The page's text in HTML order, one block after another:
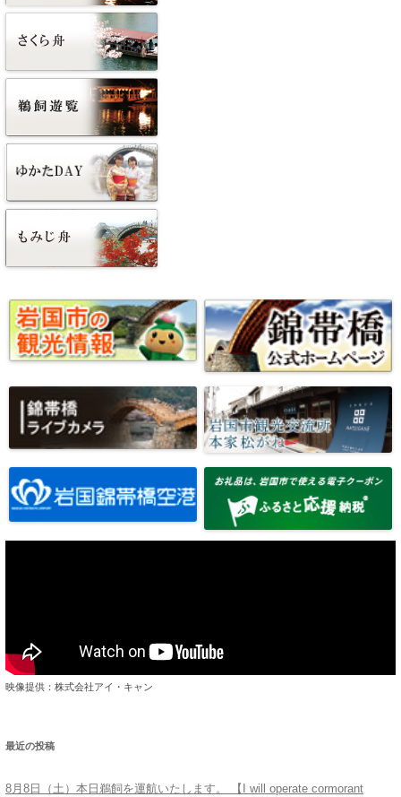
映像提供：株式会社アイ・キャン
最近の投稿
8月8日（土）本日鵜飼を運航いたします。 【I will operate cormorant